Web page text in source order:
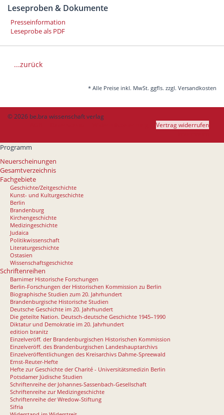
Leseproben & Dokumente
Presseinformation
Leseprobe als PDF
...zurück
* Alle Preise inkl. MwSt. ggfls. zzgl. Versandkosten
© 2026 be.bra wissenschaft verlag
Vertrag widerrufen
Programm
Neuerscheinungen
Gesamtverzeichnis
Fachgebiete
Geschichte/Zeitgeschichte
Kunst- und Kulturgeschichte
Berlin
Brandenburg
Kirchengeschichte
Medizingeschichte
Judaica
Politikwissenschaft
Literaturgeschichte
Ostasien
Wissenschaftsgeschichte
Schriftenreihen
Barnimer Historische Forschungen
Berlin-Forschungen der Historischen Kommission zu Berlin
Biographische Studien zum 20. Jahrhundert
Brandenburgische Historische Studien
Deutsche Geschichte im 20. Jahrhundert
Die geteilte Nation. Deutsch-deutsche Geschichte 1945–1990
Diktatur und Demokratie im 20. Jahrhundert
edition branitz
Einzelveröff. der Brandenburgischen Historischen Kommission
Einzelveröff. des Brandenburgischen Landeshauptarchivs
Einzelveröffentlichungen des Kreisarchivs Dahme-Spreewald
Ernst-Reuter-Hefte
Hefte zur Geschichte der Charité - Universitätsmedizin Berlin
Potsdamer Jüdische Studien
Schriftenreihe der Johannes-Sassenbach-Gesellschaft
Schriftenreihe zur Medizingeschichte
Schriftenreihe der Wredow-Stiftung
Sifria